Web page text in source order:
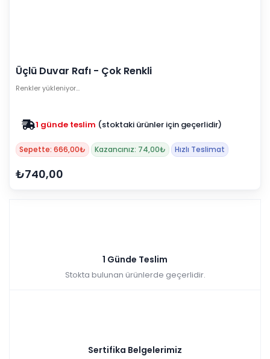
Üçlü Duvar Rafı - Çok Renkli
Renkler yükleniyor…
1 günde teslim (stoktaki ürünler için geçerlidir)
Sepette: 666,00₺ Kazancınız: 74,00₺ Hızlı Teslimat
₺740,00
1 Günde Teslim
Stokta bulunan ürünlerde geçerlidir.
Sertifika Belgelerimiz